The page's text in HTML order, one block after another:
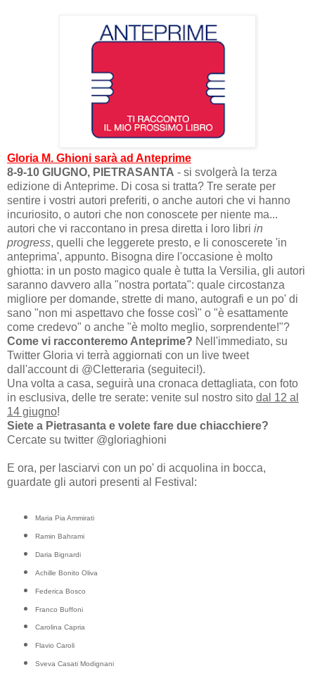
Gloria M. Ghioni sarà ad Anteprime
8-9-10 GIUGNO, PIETRASANTA - si svolgerà la terza
edizione di Anteprime. Di cosa si tratta? Tre serate per
sentire i vostri autori preferiti, o anche autori che vi hanno
incuriosito, o autori che non conoscete per niente ma...
autori che vi raccontano in presa diretta i loro libri in
progress, quelli che leggerete presto, e li conoscerete 'in
anteprima', appunto. Bisogna dire l'occasione è molto
ghiotta: in un posto magico quale è tutta la Versilia, gli autori
saranno davvero alla "nostra portata": quale circostanza
migliore per domande, strette di mano, autografi e un po' di
sano "non mi aspettavo che fosse così" o "è esattamente
come credevo" o anche "è molto meglio, sorprendente!"?
Come vi racconteremo Anteprime? Nell'immediato, su
Twitter Gloria vi terrà aggiornati con un live tweet
dall'account di @Cletteraria (seguiteci!).
Una volta a casa, seguirà una cronaca dettagliata, con foto
in esclusiva, delle tre serate: venite sul nostro sito dal 12 al
14 giugno!
Siete a Pietrasanta e volete fare due chiacchiere?
Cercate su twitter @gloriaghioni
E ora, per lasciarvi con un po' di acquolina in bocca,
guardate gli autori presenti al Festival:
Maria Pia Ammirati
Ramin Bahrami
Daria Bignardi
Achille Bonito Oliva
Federica Bosco
Franco Buffoni
Carolina Capria
Flavio Caroli
Sveva Casati Modignani